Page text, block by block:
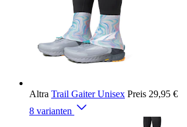
Altra Trail Gaiter Unisex Preis 29,95 €
8 varianten